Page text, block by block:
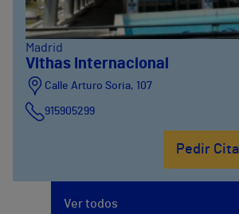
Madrid
Vithas Internacional
Calle Arturo Soria, 107
915905299
Pedir Cita
Ver todos